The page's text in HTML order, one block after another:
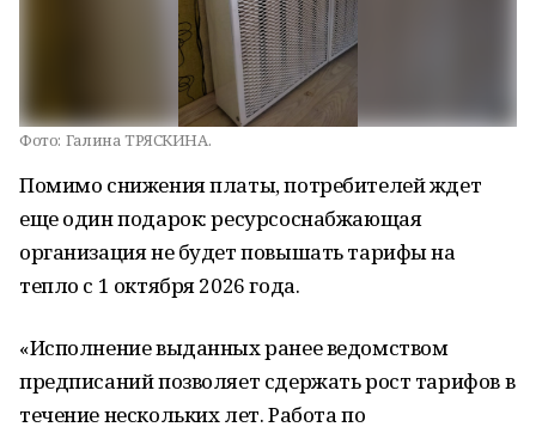
Фото: Галина ТРЯСКИНА.
Помимо снижения платы, потребителей ждет
еще один подарок: ресурсоснабжающая
организация не будет повышать тарифы на
тепло с 1 октября 2026 года.
«Исполнение выданных ранее ведомством
предписаний позволяет сдержать рост тарифов в
течение нескольких лет. Работа по